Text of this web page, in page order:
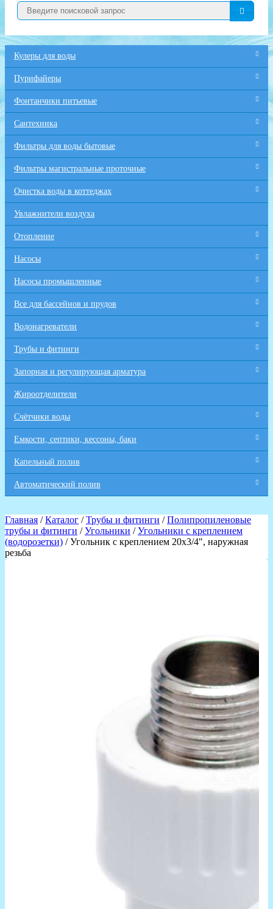
Кулеры для воды
Пурифайеры
Фонтанчики питьевые
Сантехника
Фильтры для воды бытовые
Фильтры магистральные проточные
Очистка воды в коттеджах
Увлажнители воздуха
Отопление
Насосы
Насосы промышленные
Все для бaссейнов и прудов
Водонагреватели
Трубы и фитинги
Запорная и регулирующая арматура
Жироотделители
Счётчики воды
Емкости, септики, кессоны, баки
Капельный полив
Автоматический полив
Главная /Каталог /Трубы и фитинги /Полипропиленовые
трубы и фитинги /Угольники /Угольники с креплением
(водорозетки) / Угольник с креплением 20х3/4", наружная
резьба